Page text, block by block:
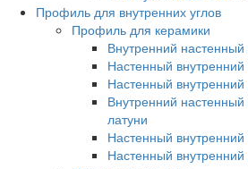
Профиль для внутренних углов
Профиль для керамики
Внутренний
Настенный
Настенный
Внутренний
латуни
Настенный
Настенный